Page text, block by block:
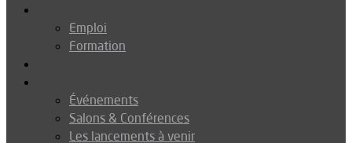
Emploi
Formation
Événements
Salons & Conférences
Les lancements à venir